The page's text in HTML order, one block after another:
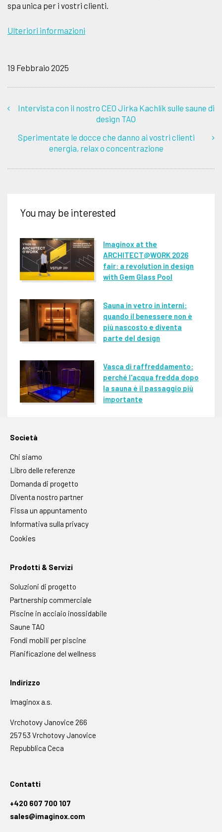
spa unica per i vostri clienti.
Ulteriori informazioni
19 Febbraio 2025
Intervista con il nostro CEO Jirka Kachlík sulle saune di
design TAO
Sperimentate le docce che danno ai vostri clienti
energia, relax o concentrazione
You may be interested
Imaginox at the
ARCHITECT@WORK 2026
fair: a revolution in design
with Gem Glass Pool
Sauna in vetro in interni:
quando il benessere non è
più nascosto e diventa
parte del design
Vasca di raffreddamento:
perché l'acqua fredda dopo
la sauna è il passaggio più
importante
Società
Chi siamo
Libro delle referenze
Domanda di progetto
Diventa nostro partner
Fissa un appuntamento
Informativa sulla privacy
Cookies
Prodotti & Servizi
Soluzioni di progetto
Partnership commerciale
Piscine in acciaio inossidabile
Saune TAO
Fondi mobili per piscine
Pianificazione del wellness
Indirizzo
Imaginox a.s.
Vrchotovy Janovice 266
257 53 Vrchotovy Janovice
Repubblica Ceca
Contatti
+420 607 700 107
sales@imaginox.com